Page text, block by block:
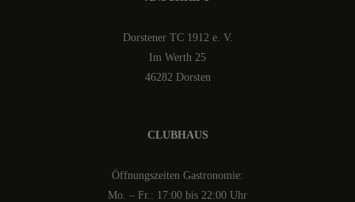
Dorstener TC 1912 e. V.
Im Werth 25
46282 Dorsten
CLUBHAUS
Öffnungszeiten Gastronomie:
Mo. – Fr.: 17:00 bis 22:00 Uhr